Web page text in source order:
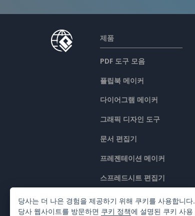
제품
PDF 도구 모음
플립북 메이커
다이어그램 메이커
그래픽 디자인 도구
문서 편집기
프레젠테이션 메이커
스프레드시트 편집기
가격 책정
당사는 더 나은 경험을 제공하기 위해 쿠키를 사용합니다.
당사 웹사이트를 방문하면 쿠키 정책에 설명된 쿠키 사용